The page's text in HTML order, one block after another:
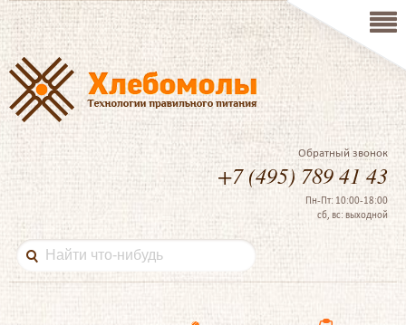
Обратный звонок
+7 (495) 789 41 43
Пн-Пт: 10:00-18:00
сб, вс: выходной